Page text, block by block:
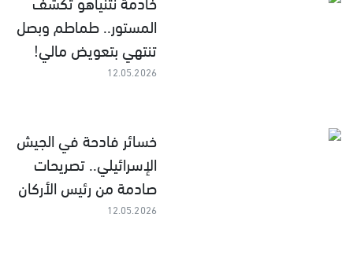
المستور.. طماطم وبصل
تنتهي بتعويض مالي!
12.05.2026
خسائر فادحة في الجيش
الإسرائيلي.. تصريحات
صادمة من رئيس الأركان
12.05.2026